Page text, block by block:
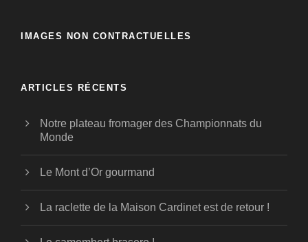
IMAGES NON CONTRACTUELLES
ARTICLES RÉCENTS
Notre plateau fromager des Championnats du
Monde
Le Mont d’Or gourmand
La raclette de la Maison Cardinet est de retour !